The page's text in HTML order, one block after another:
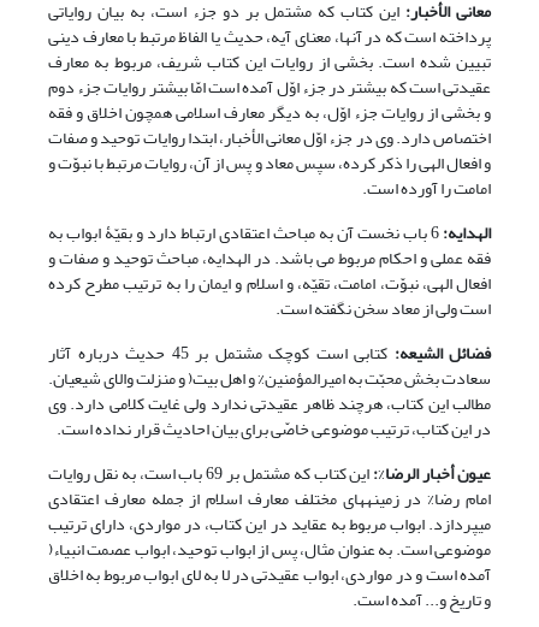
معانی الأخبار: این کتاب که مشتمل بر دو جزء است، به بیان روایاتی
پرداخته است که در آن‎ها، معنای آیه، حدیث یا الفاظ مرتبط با معارف دینی
تبیین شده است. بخشی از روایات این کتاب شریف، مربوط به معارف
عقیدتی است که بیش‏تر در جزء اوّل آمده است امّا بیش‎تر روایات جزء دوم
و بخشی از روایات جزء اوّل، به دیگر معارف اسلامی همچون اخلاق و فقه
اختصاص دارد. وی در جزء اوّل معانی الأخبار، ابتدا روایات توحید و صفات
و افعال الهی را ذکر کرده، سپس معاد و پس از آن، روایات مرتبط با نبوّت و
امامت را آورده است.
الهدایه: 6 باب نخست آن به مباحث اعتقادی ارتباط دارد و بقیّۀ ابواب به
فقه عملی و احکام مربوط می باشد. در الهدایه، مباحث توحید و صفات و
افعال الهی، نبوّت، امامت، تقیّه، و اسلام و ایمان را به ترتیب مطرح کرده
است ولی از معاد سخن نگفته است.
فضائل الشیعه:
کتابی است کوچک مشتمل بر 45 حدیث درباره آثار
سعادت بخش محبّت به امیرالمؤمنین% و اهل بیت( و منزلت والای شیعیان.
مطالب این کتاب، هرچند ظاهر عقیدتی ندارد ولی غایت کلامی دارد. وی
در این کتاب، ترتیب موضوعی خاصّی برای بیان احادیث قرار نداده است.
عیون أخبار الرضا%
: این کتاب که مشتمل بر 69 باب است، به نقل روایات
امام رضا% در زمینه‏های مختلف معارف اسلام از جمله معارف اعتقادی
می‎پردازد. ابواب مربوط به عقاید در این کتاب، در مواردی، دارای ترتیب
موضوعی است. به عنوان مثال، پس از ابواب توحید، ابواب عصمت انبیاء(
آمده است و در مواردی، ابواب عقیدتی در لا به لای ابواب مربوط به اخلاق
و تاریخ و... آمده است.